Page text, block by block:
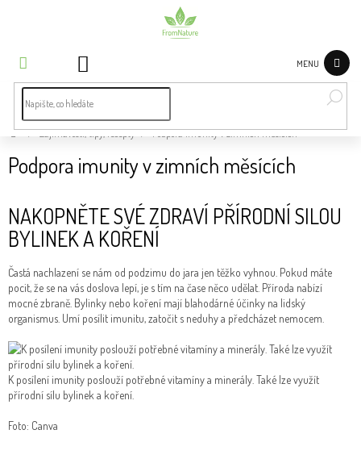
KOŠÍK
Bylinky
dle
potíží
Byliny
bylinné
směsi
Superpotraviny
Zdravá
a
mlsání
Káva
Domů
/ Zajímavosti, tipy, recepty / Podpora imunity v zimních měsících
Podpora imunity v zimních měsících
NAKOPNĚTE SVÉ ZDRAVÍ PŘÍRODNÍ SILOU
BYLINEK A KOŘENÍ
Častá nachlazení se nám od podzimu do jara jen těžko vyhnou. Pokud máte
pocit, že se na vás doslova lepí, je s tím na čase něco udělat. Příroda nabízí
mocné zbraně. Bylinky nebo koření mají blahodárné účinky na lidský
organismus. Umí posílit imunitu, zatočit s neduhy a předcházet nemocem.
K posílení imunity poslouží potřebné vitamíny a minerály. Také lze využít
přírodní sílu bylinek a koření.
Foto: Canva